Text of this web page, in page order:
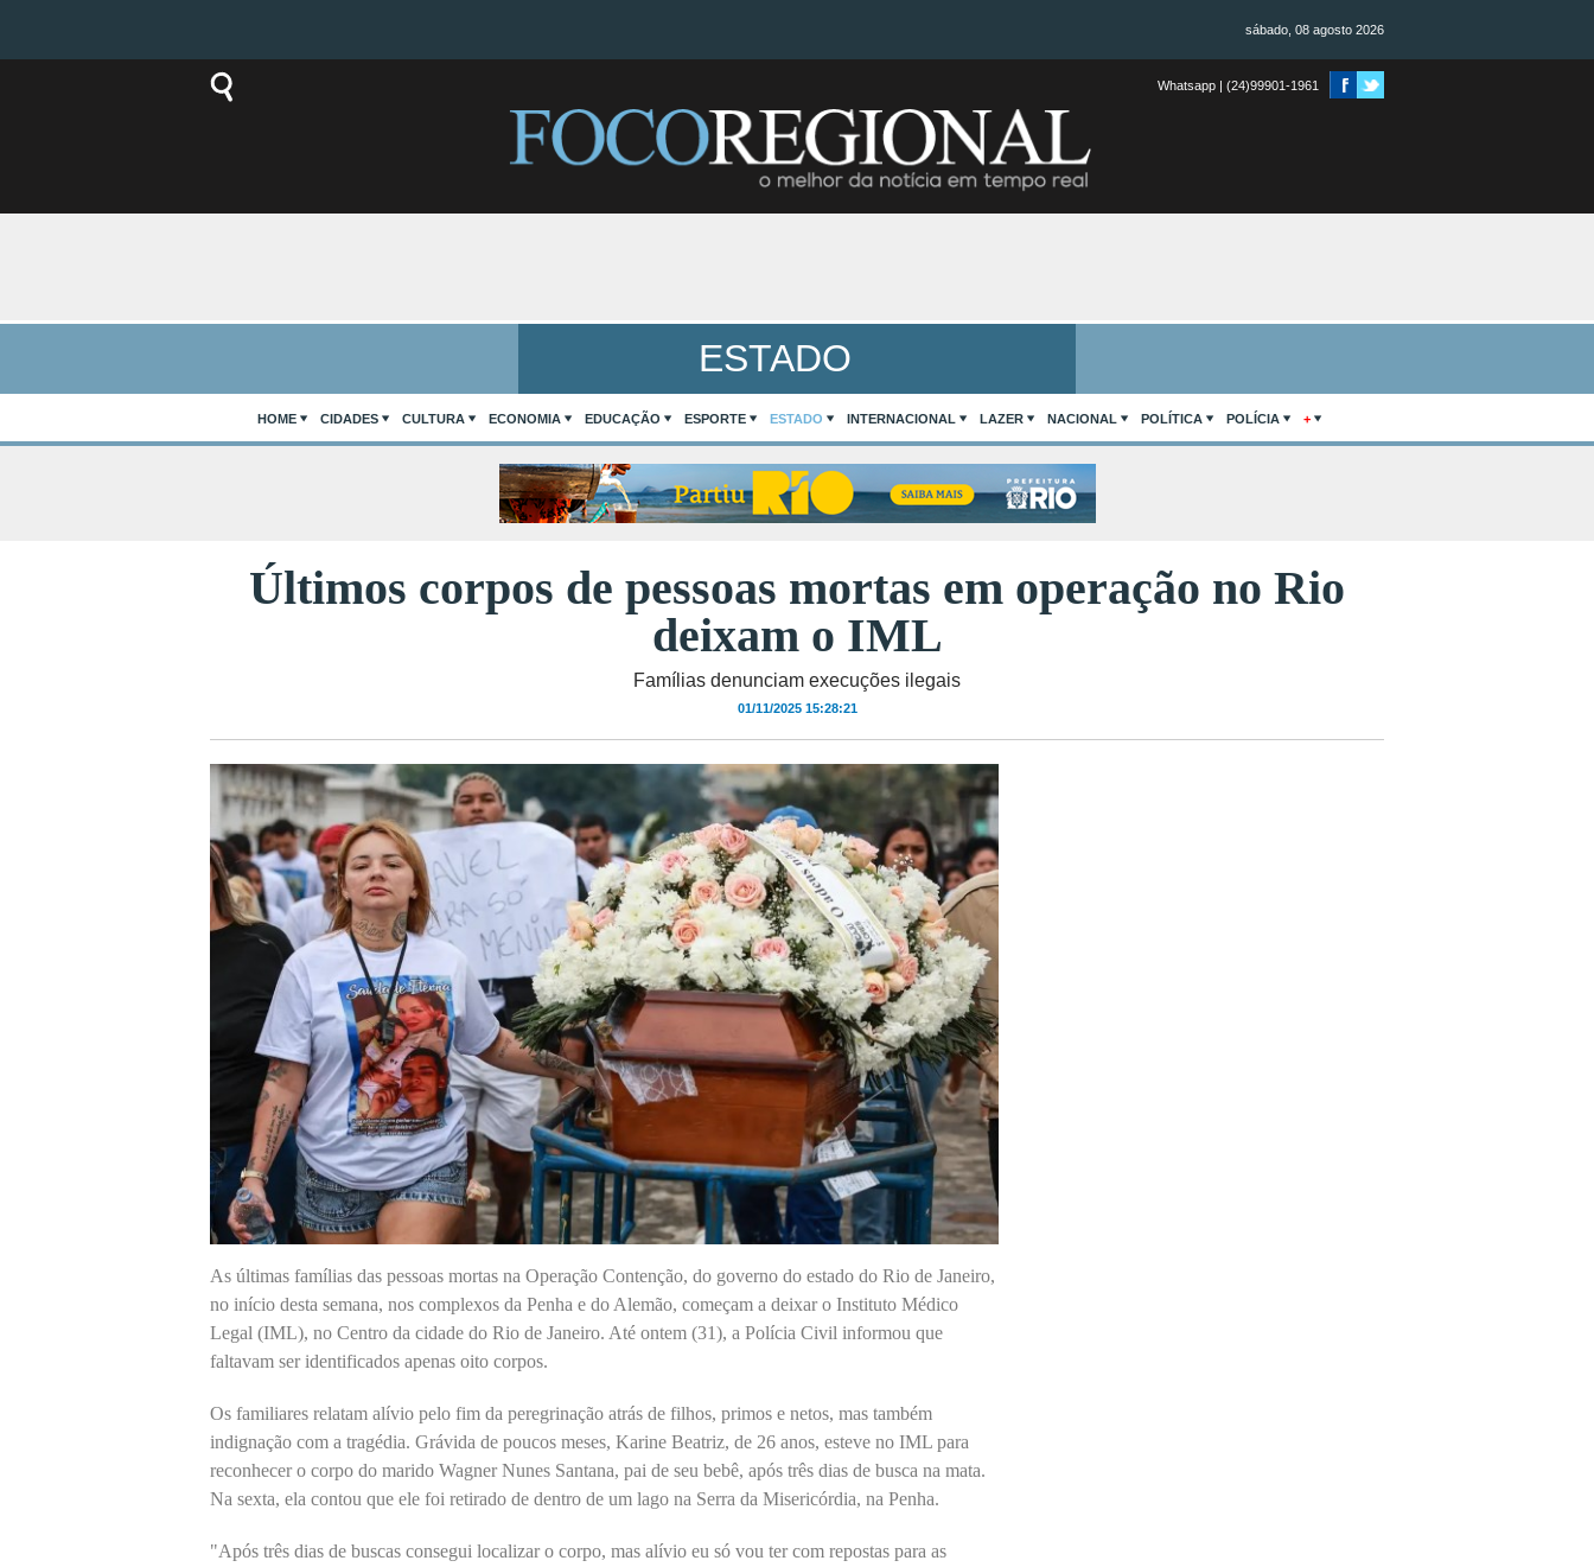
sábado, 08 agosto 2026
Whatsapp | (24)99901-1961
ESTADO
HOME CIDADES CULTURA ECONOMIA EDUCAÇÃO ESPORTE ESTADO INTERNACIONAL LAZER NACIONAL POLÍTICA POLÍCIA +
Últimos corpos de pessoas mortas em operação no Rio
deixam o IML
Famílias denunciam execuções ilegais
01/11/2025 15:28:21
As últimas famílias das pessoas mortas na Operação Contenção, do governo do estado do Rio de Janeiro,
no início desta semana, nos complexos da Penha e do Alemão, começam a deixar o Instituto Médico
Legal (IML), no Centro da cidade do Rio de Janeiro. Até ontem (31), a Polícia Civil informou que
faltavam ser identificados apenas oito corpos.
Os familiares relatam alívio pelo fim da peregrinação atrás de filhos, primos e netos, mas também
indignação com a tragédia. Grávida de poucos meses, Karine Beatriz, de 26 anos, esteve no IML para
reconhecer o corpo do marido Wagner Nunes Santana, pai de seu bebê, após três dias de busca na mata.
Na sexta, ela contou que ele foi retirado de dentro de um lago na Serra da Misericórdia, na Penha.
"Após três dias de buscas consegui localizar o corpo, mas alívio eu só vou ter com repostas para as